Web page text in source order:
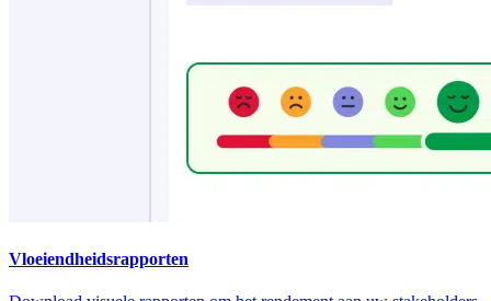
Vloeiendheidsrapporten